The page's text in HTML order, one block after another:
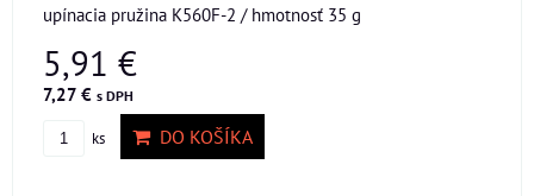
upínacia pružina K560F-2 / hmotnosť 35 g
5,91 €
7,27 € s DPH
ks DO KOŠÍKA